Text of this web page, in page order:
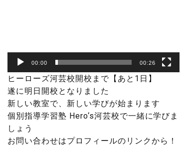
00:00 00:26
ヒーローズ河芸校開校まで【あと1日】
遂に明日開校となりました️
新しい教室で、新しい学びが始まります
個別指導学習塾 Hero‘s河芸校で一緒に学びま
しょう️
お問い合わせはプロフィールのリンクから！